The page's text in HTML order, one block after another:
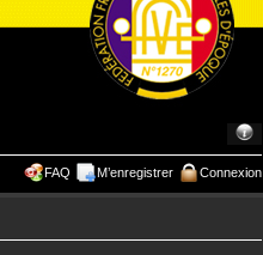
FAQ M’enregistrer Connexion